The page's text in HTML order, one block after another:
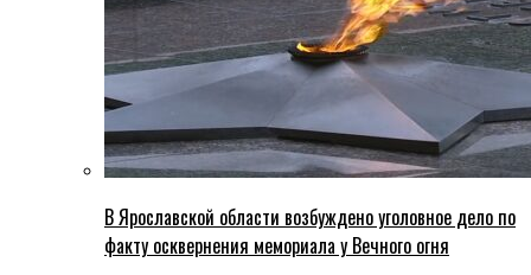
В Ярославской области возбуждено уголовное дело по
факту осквернения мемориала у Вечного огня